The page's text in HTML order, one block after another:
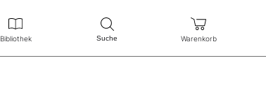
Bibliothek Suche Warenkorb